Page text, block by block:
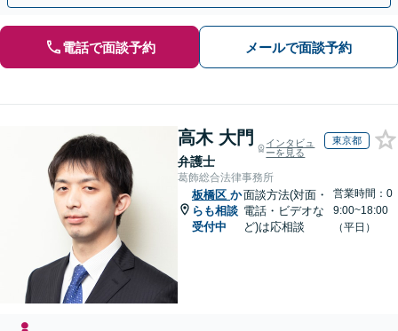
電話で面談予約 メールで面談予約
高木 大門
弁護士
インタビュ
ーを見る
東京都
葛飾総合法律事務所
板橋区 か
らも相談
受付中
面談方法(対面・
電話・ビデオな
ど)は応相談
営業時間：0
9:00~18:00
（平日）